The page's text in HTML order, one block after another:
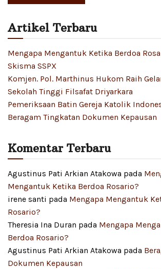
Artikel Terbaru
Mengapa Mengantuk Ketika Berdoa
Skisma SSPX
Komjen. Pol. Marthinus Hukom Raih
Sekolah Tinggi Filsafat Driyarkara
Pemeriksaan Batin Gereja Katolik
Beragam Tingkatan Dokumen Kepausan
Komentar Terbaru
Agustinus Pati Arkian Atakowa pada
Mengantuk Ketika Berdoa Rosario?
irene santi pada Mengapa Mengantuk
Rosario?
Theresia Ina Duran pada Mengapa
Berdoa Rosario?
Agustinus Pati Arkian Atakowa pada
Dokumen Kepausan